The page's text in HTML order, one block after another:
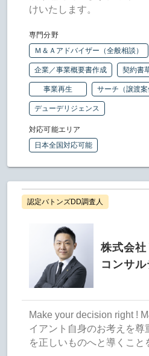
けいたします。
専門分野
Ｍ＆Ａアドバイザー（全般相談）
企業／事業概要書作成 契約書
事業再生 サーチ（譲渡案
デューデリジェンス
対応可能エリア
日本全国対応可能
認定バトンズDD調査人
株式会社
コンサ
Make your decision right !
イアント自身のお考えを尊
を正しいものへと導くこと